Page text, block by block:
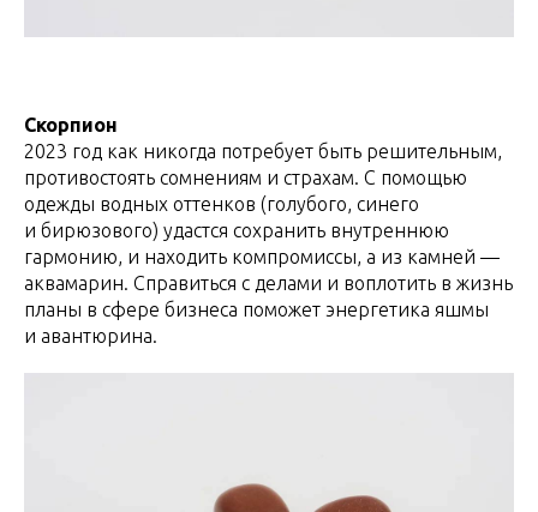
Скорпион
2023 год как никогда потребует быть решительным,
противостоять сомнениям и страхам. С помощью
одежды водных оттенков (голубого, синего
и бирюзового) удастся сохранить внутреннюю
гармонию, и находить компромиссы, а из камней —
аквамарин. Справиться с делами и воплотить в жизнь
планы в сфере бизнеса поможет энергетика яшмы
и авантюрина.